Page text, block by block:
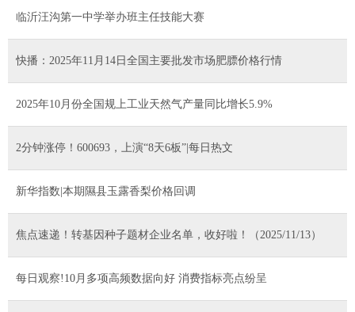
临沂汪沟第一中学举办班主任技能大赛
快播：2025年11月14日全国主要批发市场肥膘价格行情
2025年10月份全国规上工业天然气产量同比增长5.9%
2分钟涨停！600693，上演“8天6板”|每日热文
新华指数|本期隰县玉露香梨价格回调
焦点速递！转基因种子题材企业名单，收好啦！（2025/11/13）
每日观察!10月多项高频数据向好 消费指标亮点纷呈